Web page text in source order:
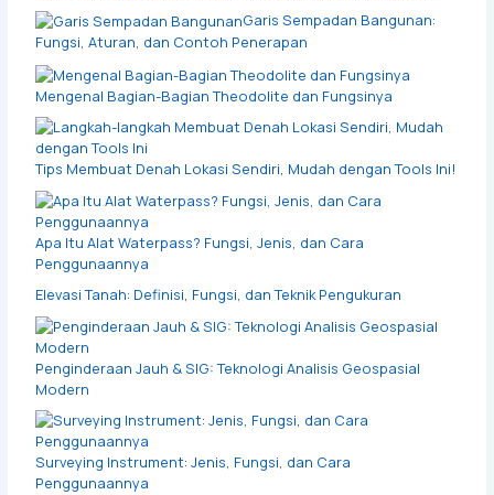
Garis Sempadan Bangunan:
Fungsi, Aturan, dan Contoh Penerapan
Mengenal Bagian-Bagian Theodolite dan Fungsinya
Tips Membuat Denah Lokasi Sendiri, Mudah dengan Tools Ini!
Apa Itu Alat Waterpass? Fungsi, Jenis, dan Cara
Penggunaannya
Elevasi Tanah: Definisi, Fungsi, dan Teknik Pengukuran
Penginderaan Jauh & SIG: Teknologi Analisis Geospasial
Modern
Surveying Instrument: Jenis, Fungsi, dan Cara
Penggunaannya